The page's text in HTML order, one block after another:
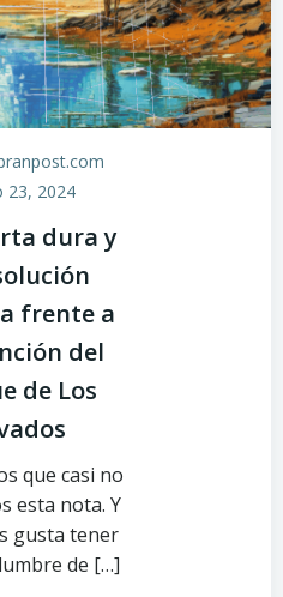
23, 2024
dura y
frente a
del
de Los
que casi no
esta nota. Y
gusta tener
de […]